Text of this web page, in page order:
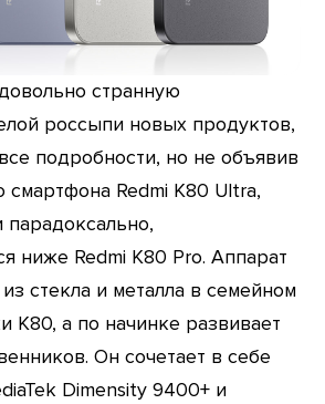
странную
россыпи новых продуктов,
подробности, но не объявив
смартфона Redmi K80 Ultra,
ниже Redmi K80 Pro. Аппарат
стекла и металла в семейном
K80, а по начинке развивает
Он сочетает в себе
Dimensity 9400+ и